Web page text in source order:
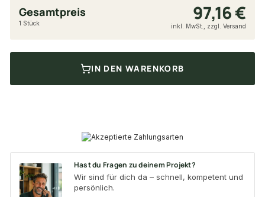
Gesamtpreis 97,16 €
1 Stück inkl. MwSt., zzgl. Versand
IN DEN WARENKORB
Hast du Fragen zu deinem Projekt?
Wir sind für dich da – schnell, kompetent und
persönlich.